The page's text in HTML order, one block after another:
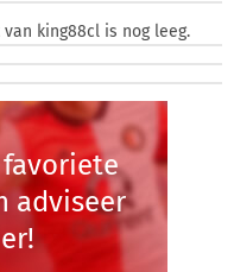
king88cl is nog leeg.
adviseer